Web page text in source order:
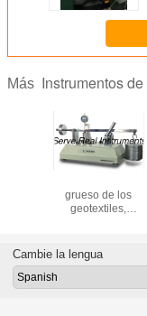
Más Instrumentos
de los
grueso de los
geotextiles,
Geosynthetics
Cambie la lengua